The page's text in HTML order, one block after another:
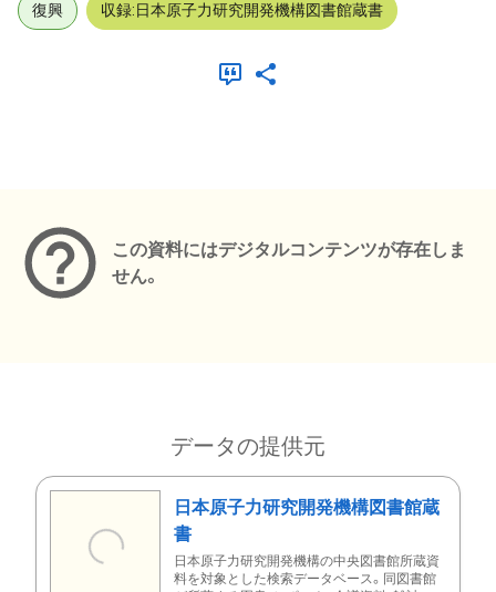
復興 収録:日本原子力研究開発機構図書館蔵書
この資料にはデジタルコンテンツが存在しま
せん。
データの提供元
日本原子力研究開発機構図書館蔵
書
日本原子力研究開発機構の中央図書館所蔵資
料を対象とした検索データベース。同図書館